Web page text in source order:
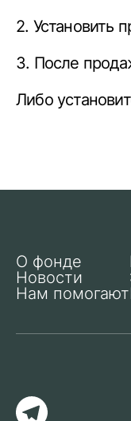
2. Установить
3. После
Либо
О фонде
Новости
Нам помогают